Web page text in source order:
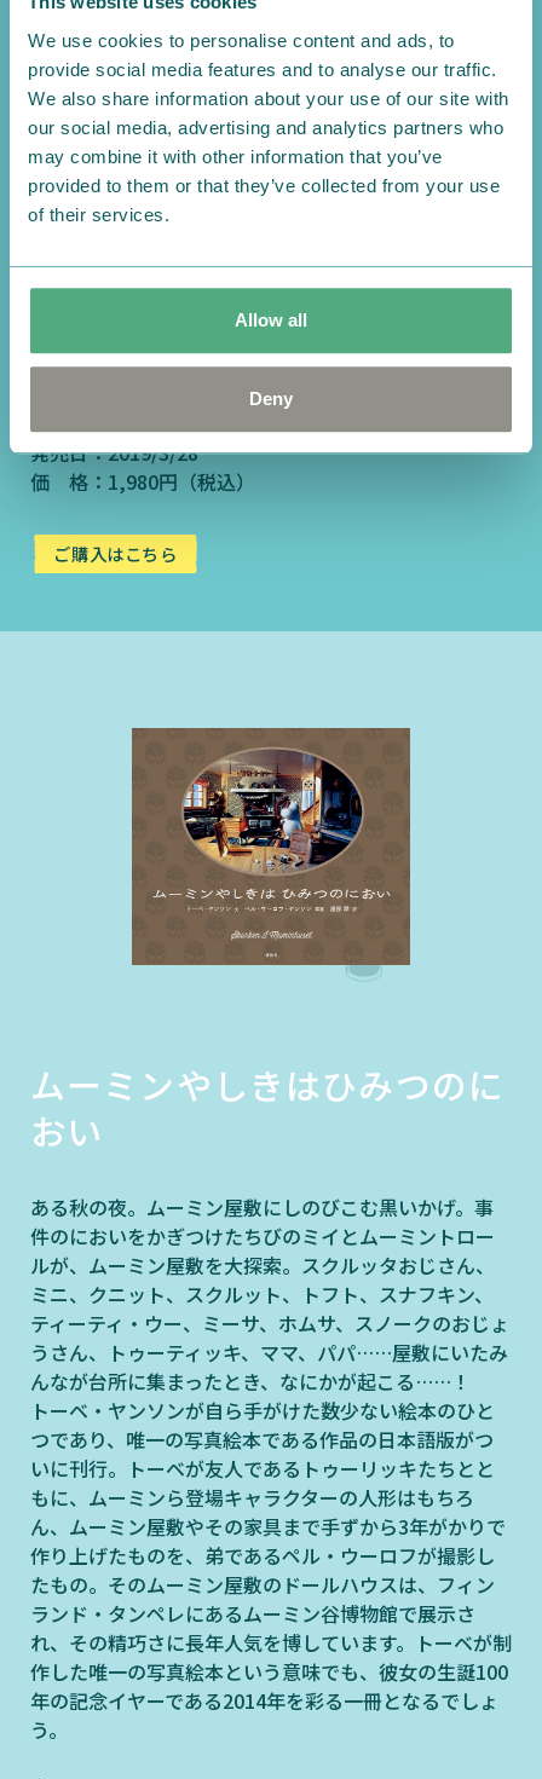
We use cookies to personalise content and ads, to
provide social media features and to analyse our traffic.
We also share information about your use of our site with
our social media, advertising and analytics partners who
may combine it with other information that you’ve
provided to them or that they’ve collected from your use
of their services.
Allow all
Deny
ムーミン谷へのふしぎな旅
［新版］
美しい水彩画の絵本です。
文・絵：トーベ・ヤンソン
発売日：2019/3/28
価 格：1,980円（税込）
ご購入はこちら
ムーミンやしきはひみつのに
おい
ある秋の夜。ムーミン屋敷にしのびこむ黒いかげ。事
件のにおいをかぎつけたちびのミイとムーミントロー
ルが、ムーミン屋敷を大探索。スクルッタおじさん、
ミニ、クニット、スクルット、トフト、スナフキン、
ティーティ・ウー、ミーサ、ホムサ、スノークのおじょ
うさん、トゥーティッキ、ママ、パパ……屋敷にいたみ
んなが台所に集まったとき、なにかが起こる……！
トーベ・ヤンソンが自ら手がけた数少ない絵本のひと
つであり、唯一の写真絵本である作品の日本語版がつ
いに刊行。トーベが友人であるトゥーリッキたちとと
もに、ムーミンら登場キャラクターの人形はもちろ
ん、ムーミン屋敷やその家具まで手ずから3年がかりで
作り上げたものを、弟であるペル・ウーロフが撮影し
たもの。そのムーミン屋敷のドールハウスは、フィン
ランド・タンペレにあるムーミン谷博物館で展示さ
れ、その精巧さに長年人気を博しています。トーベが制
作した唯一の写真絵本という意味でも、彼女の生誕100
年の記念イヤーである2014年を彩る一冊となるでしょ
う。